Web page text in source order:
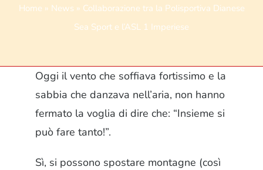
Home » News » Collaborazione tra la Polisportiva Dianese
Sea Sport e l’ASL 1 Imperiese
Oggi il vento che soffiava fortissimo e la
sabbia che danzava nell’aria, non hanno
fermato la voglia di dire che: “Insieme si
può fare tanto!”.
Sì, si possono spostare montagne (così